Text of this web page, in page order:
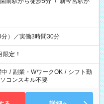
）／実働3時間30分
定！
/ 副業・WワークOK / シフト勤
コンスキル不要